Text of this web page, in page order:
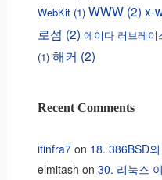
WebKit(1) WWW(2) x-
로섬 (2) 에이다 러브레이
(1) 해커 (2)
Recent Comments
itinfra7on 18. 386BSD
elmitash on 30. 리눅스